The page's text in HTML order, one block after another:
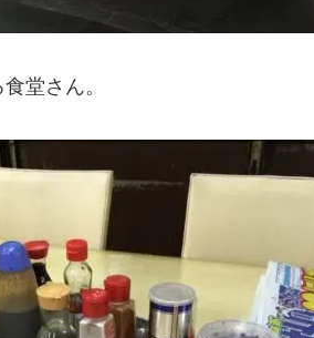
堂さん。